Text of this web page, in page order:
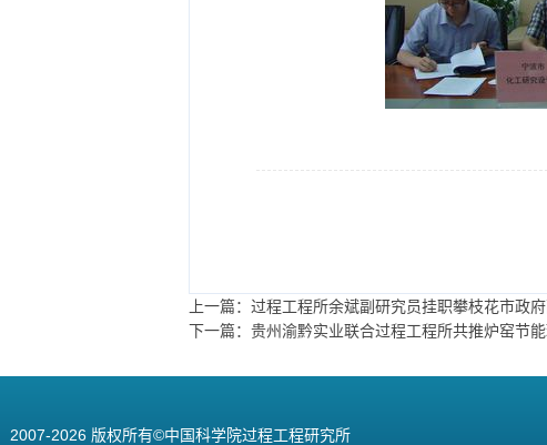
上一篇：过程工程所余斌副研究员挂职攀枝花市政
下一篇：贵州渝黔实业联合过程工程所共推炉窑节
2007-2026 版权所有©中国科学院过程工程研究所